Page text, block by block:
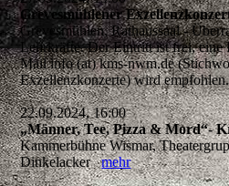
Grevesmühlener
Grevesmühlen, Rathaussaal -
Lehrkräfte. Der Eintritt ist frei, eine
Mail info (at) kms-nwm.de
Exzellenzkonzerte) wird
22.09.2024, 16:00
„Männer, Tee, Pizza & Mord“-
Kammerbühne Wismar,
Dinkelackermehr